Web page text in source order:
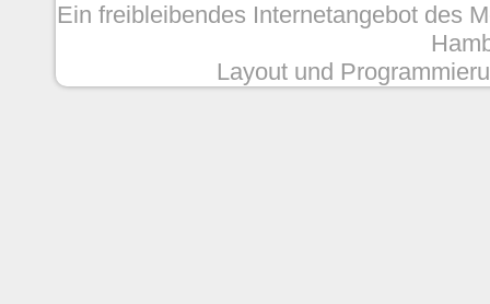
Ein freibleibendes Internetangebot des
Layout und